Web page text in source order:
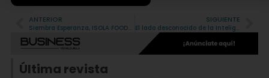
Alternative:
ANTERIOR
Siembra Esperanza, ISOLA FOODS, OSOLE y El DVC certificarán agricultores de tomate en el estado Anzoátegui
SIGUIENTE
El lado desconocido de la Inteligencia Artificial: el hambre energética que desafía a las empresas venezolanas
Última revista